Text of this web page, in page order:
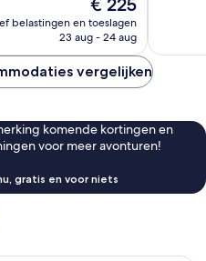
prijs
is
€ 225
belastingen en toeslagen
23 aug - 24 aug
vergelijken
komende kortingen en
voor meer avonturen!
gratis en voor niets